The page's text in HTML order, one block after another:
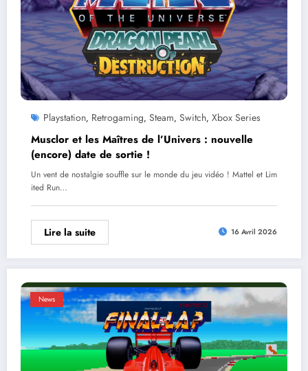
Playstation, Retrogaming, Steam, Switch, Xbox Series
Musclor et les Maîtres de l’Univers : nouvelle
(encore) date de sortie !
Un vent de nostalgie souffle sur le monde du jeu vidéo ! Mattel et Lim
ited Run…
Lire la suite 16 Avril 2026
News